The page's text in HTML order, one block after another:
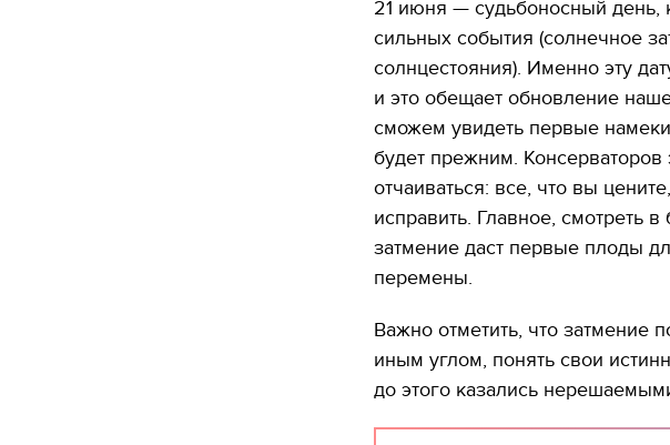
21 июня — судьбоносный день,
сильных события (солнечное
солнцестояния). Именно эту
и это обещает обновление
сможем увидеть первые
будет прежним. Консерваторов
отчаиваться: все, что вы
исправить. Главное, смотреть
затмение даст первые плоды
перемены.
Важно отметить, что
иным углом, понять свои
до этого казались